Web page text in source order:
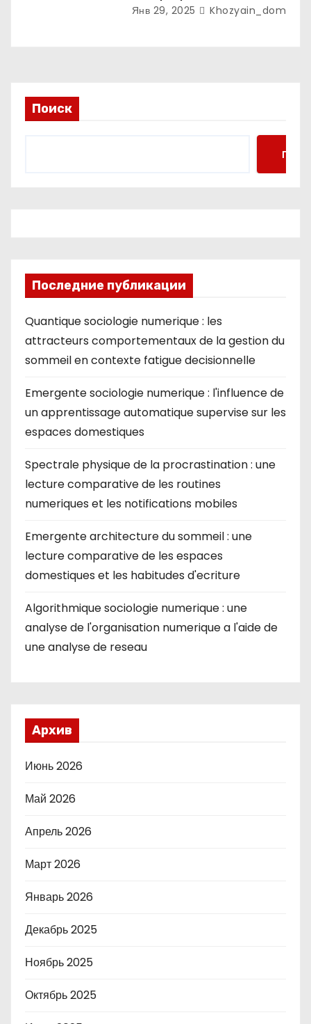
Янв 29, 2025 Khozyain_dom
Поиск
Поиск
Последние публикации
Quantique sociologie numerique : les
attracteurs comportementaux de la gestion du
sommeil en contexte fatigue decisionnelle
Emergente sociologie numerique : l'influence de
un apprentissage automatique supervise sur les
espaces domestiques
Spectrale physique de la procrastination : une
lecture comparative de les routines
numeriques et les notifications mobiles
Emergente architecture du sommeil : une
lecture comparative de les espaces
domestiques et les habitudes d'ecriture
Algorithmique sociologie numerique : une
analyse de l'organisation numerique a l'aide de
une analyse de reseau
Архив
Июнь 2026
Май 2026
Апрель 2026
Март 2026
Январь 2026
Декабрь 2025
Ноябрь 2025
Октябрь 2025